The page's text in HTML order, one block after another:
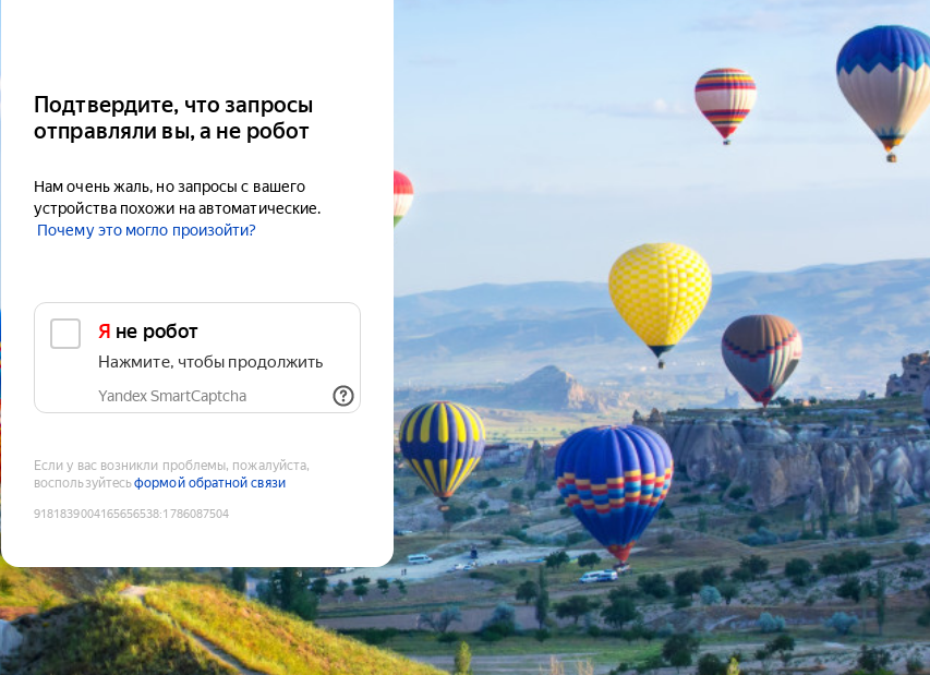
Подтвердите, что запросы
отправляли вы, а не робот
Нам очень жаль, но запросы с вашего
устройства похожи на автоматические.
Почему это могло произойти?
Я не робот
Нажмите, чтобы продолжить
Yandex SmartCaptcha
Если у вас возникли проблемы, пожалуйста,
воспользуйтесьформой обратной связи
9181839004165656538:1786087504